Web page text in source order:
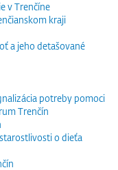
v Trenčíne
kraji
a jeho detašované
potreby pomoci
Trenčín
o dieťa